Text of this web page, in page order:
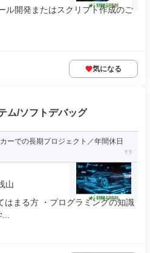
ル開発またはスクリプト作成のご
気になる
ム/ソフトデバッグ
ーでの長期プロジェクト／年間休日
山
まる方 ・プログラミングの知識